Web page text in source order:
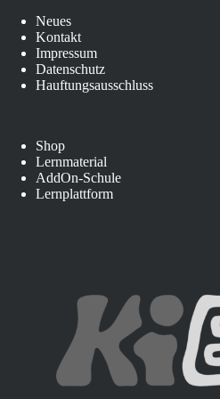
Neues
Kontakt
Impressum
Datenschutz
Hauftungsausschluss
Shop
Lernmaterial
AddOn-Schule
Lernplattform